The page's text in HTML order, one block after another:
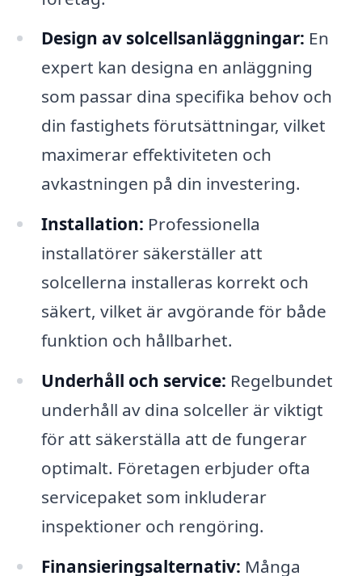
Design av solcellsanläggningar: En
expert kan designa en anläggning
som passar dina specifika behov och
din fastighets förutsättningar, vilket
maximerar effektiviteten och
avkastningen på din investering.
Installation: Professionella
installatörer säkerställer att
solcellerna installeras korrekt och
säkert, vilket är avgörande för både
funktion och hållbarhet.
Underhåll och service: Regelbundet
underhåll av dina solceller är viktigt
för att säkerställa att de fungerar
optimalt. Företagen erbjuder ofta
servicepaket som inkluderar
inspektioner och rengöring.
Finansieringsalternativ: Många